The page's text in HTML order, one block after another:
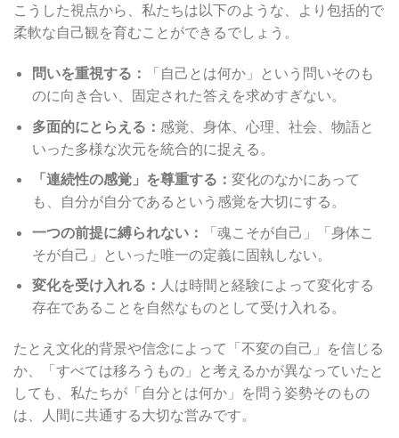
こうした視点から、私たちは以下のような、より包括的で
柔軟な自己観を育むことができるでしょう。
問いを重視する：
「自己とは何か」という問いそのも
のに向き合い、固定された答えを求めすぎない。
多面的にとらえる： 感覚、身体、心理、社会、物語と
いった多様な次元を統合的に捉える。
「連続性の感覚」を尊重する： 変化のなかにあって
も、自分が自分であるという感覚を大切にする。
一つの前提に縛られない：
「魂こそが自己」「身体こ
そが自己」といった唯一の定義に固執しない。
変化を受け入れる： 人は時間と経験によって変化する
存在であることを自然なものとして受け入れる。
たとえ文化的背景や信念によって「不変の自己」を信じる
か、「すべては移ろうもの」と考えるかが異なっていたと
しても、私たちが「自分とは何か」を問う姿勢そのもの
は、人間に共通する大切な営みです。